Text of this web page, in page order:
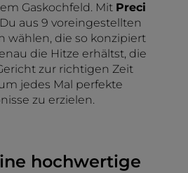
Gaskochfeld. Mit Preci
aus 9 voreingestellten
wählen, die so konzipiert
die Hitze erhältst, die
zur richtigen Zeit
jedes Mal perfekte
zu erzielen.
hochwertige